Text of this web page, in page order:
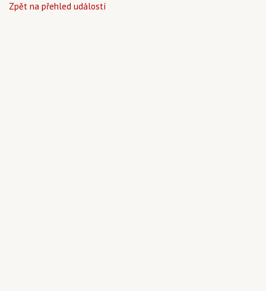
Zpět na přehled událostí